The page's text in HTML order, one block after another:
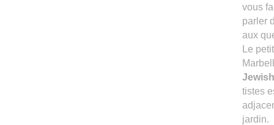
vous
parler
aux
Le
tistes
jardin.